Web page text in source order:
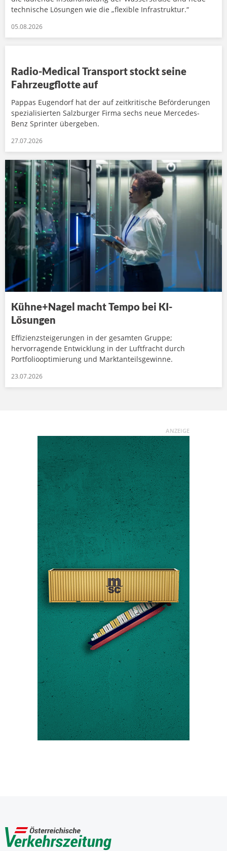
technische Lösungen wie die „flexible Infrastruktur.“
05.08.2026
Radio-Medical Transport stockt seine
Fahrzeugflotte auf
Pappas Eugendorf hat der auf zeitkritische Beförderungen
spezialisierten Salzburger Firma sechs neue Mercedes-
Benz Sprinter übergeben.
27.07.2026
Kühne+Nagel macht Tempo bei KI-
Lösungen
Effizienzsteigerungen in der gesamten Gruppe;
hervorragende Entwicklung in der Luftfracht durch
Portfoliooptimierung und Marktanteilsgewinne.
23.07.2026
ANZEIGE